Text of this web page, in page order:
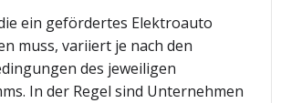
ein gefördertes Elektroauto
muss, variiert je nach den
des jeweiligen
In der Regel sind Unternehmen